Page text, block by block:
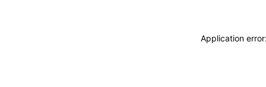
Application